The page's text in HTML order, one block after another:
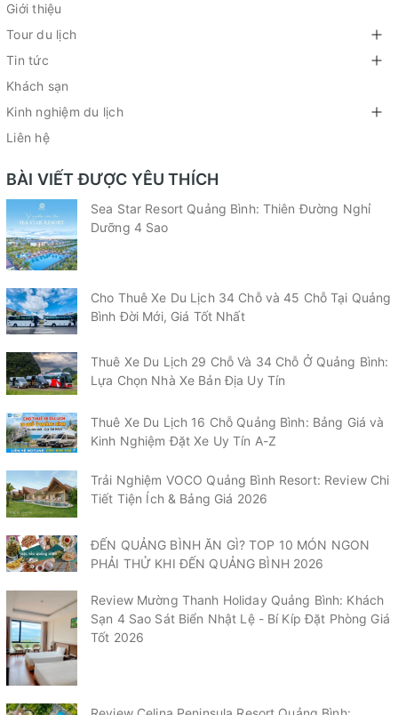
Giới thiệu
Tour du lịch
Tin tức
Khách sạn
Kinh nghiệm du lịch
Liên hệ
BÀI VIẾT ĐƯỢC YÊU THÍCH
Sea Star Resort Quảng Bình: Thiên Đường Nghỉ
Dưỡng 4 Sao
Cho Thuê Xe Du Lịch 34 Chỗ và 45 Chỗ Tại Quảng
Bình Đời Mới, Giá Tốt Nhất
Thuê Xe Du Lịch 29 Chỗ Và 34 Chỗ Ở Quảng Bình:
Lựa Chọn Nhà Xe Bản Địa Uy Tín
Thuê Xe Du Lịch 16 Chỗ Quảng Bình: Bảng Giá và
Kinh Nghiệm Đặt Xe Uy Tín A-Z
Trải Nghiệm VOCO Quảng Bình Resort: Review Chi
Tiết Tiện Ích & Bảng Giá 2026
ĐẾN QUẢNG BÌNH ĂN GÌ? TOP 10 MÓN NGON
PHẢI THỬ KHI ĐẾN QUẢNG BÌNH 2026
Review Mường Thanh Holiday Quảng Bình: Khách
Sạn 4 Sao Sát Biển Nhật Lệ - Bí Kíp Đặt Phòng Giá
Tốt 2026